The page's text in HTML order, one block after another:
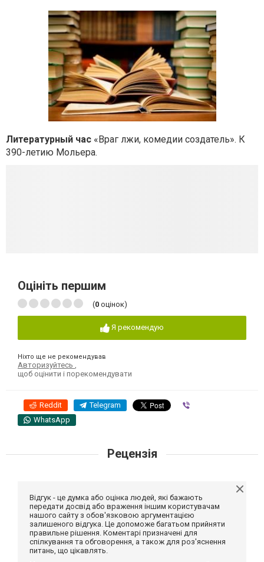
Литературный час «Враг лжи, комедии создатель». К
390-летию Мольера.
Оцініть першим
(0 оцінок)
Я рекомендую
Ніхто ще не рекомендував
Авторизуйтесь
щоб оцінити і порекомендувати
Reddit Telegram
WhatsApp
Рецензія
Відгук - це думка або оцінка людей, які бажають
передати досвід або враження іншим користувачам
нашого сайту з обов'язковою аргументацією
залишеного відгука. Це допоможе багатьом прийняти
правильне рішення. Коментарі призначені для
спілкування та обговорення, а також для роз'яснення
питань, що цікавлять.